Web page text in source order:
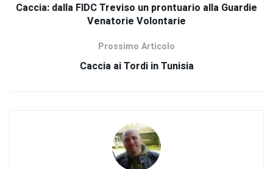
Caccia: dalla FIDC Treviso un prontuario alla Guardie
Venatorie Volontarie
Prossimo Articolo
Caccia ai Tordi in Tunisia